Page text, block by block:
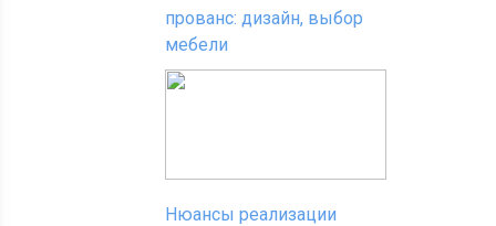
прованс: дизайн, выбор
мебели
Нюансы реализации